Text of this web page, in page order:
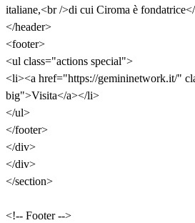
italiane,<br />di cui Ciroma è
</header>
<footer>
<ul class="actions special">
<li><a href="https://gemininetwork.it/"
big">Visita</a></li>
</ul>
</footer>
</div>
</div>
</section>
<!-- Footer -->